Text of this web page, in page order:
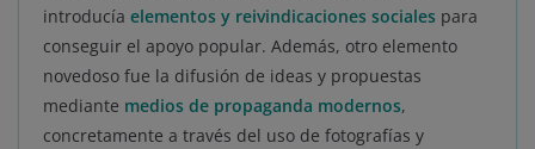
introducía elementos y reivindicaciones sociales para
conseguir el apoyo popular. Además, otro elemento
novedoso fue la difusión de ideas y propuestas
mediante medios de propaganda modernos,
concretamente a través del uso de fotografías y